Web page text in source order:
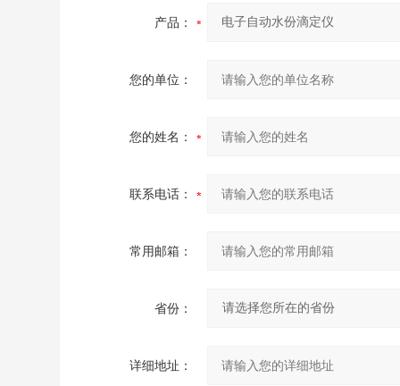
产品：
您的单位：
您的姓名：
联系电话：
常用邮箱：
省份：
详细地址：